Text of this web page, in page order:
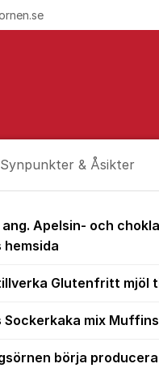
Synpunkter & Åsikter
&
Apelsin- och
hemsida
Glutenfritt mjöl
Sockerkaka mix
börja